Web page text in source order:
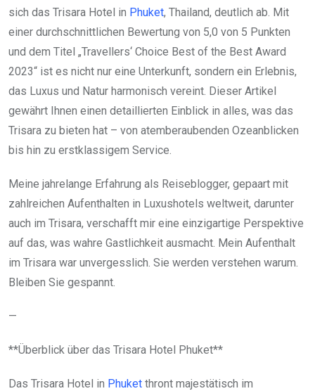
sich das Trisara Hotel in Phuket, Thailand, deutlich ab. Mit
einer durchschnittlichen Bewertung von 5,0 von 5 Punkten
und dem Titel „Travellers‘ Choice Best of the Best Award
2023“ ist es nicht nur eine Unterkunft, sondern ein Erlebnis,
das Luxus und Natur harmonisch vereint. Dieser Artikel
gewährt Ihnen einen detaillierten Einblick in alles, was das
Trisara zu bieten hat – von atemberaubenden Ozeanblicken
bis hin zu erstklassigem Service.
Meine jahrelange Erfahrung als Reiseblogger, gepaart mit
zahlreichen Aufenthalten in Luxushotels weltweit, darunter
auch im Trisara, verschafft mir eine einzigartige Perspektive
auf das, was wahre Gastlichkeit ausmacht. Mein Aufenthalt
im Trisara war unvergesslich. Sie werden verstehen warum.
Bleiben Sie gespannt.
—
**Überblick über das Trisara Hotel Phuket**
Das Trisara Hotel in Phuket thront majestätisch im